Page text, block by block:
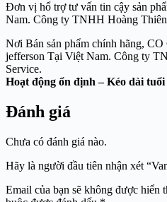
Đơn vị hổ trợ tư vấn tin cậy sản
Nam. Công ty TNHH Hoàng Thiên
Nơi Bán sản phẩm chính hãng,
jefferson Tại Việt Nam. Công ty
Hoạt động ổn định – Kéo dài
Đánh giá
Chưa có đánh giá nào.
Hãy là người đầu tiên nhận xét
Email của bạn sẽ không được hiển